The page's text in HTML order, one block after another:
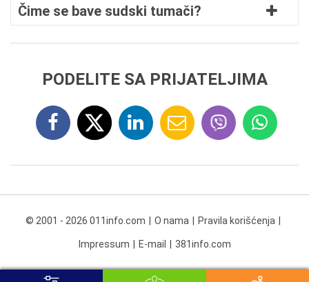
Čime se bave sudski tumači?
PODELITE SA PRIJATELJIMA
© 2001 - 2026 011info.com O nama Pravila korišćenja
Impressum E-mail 381info.com